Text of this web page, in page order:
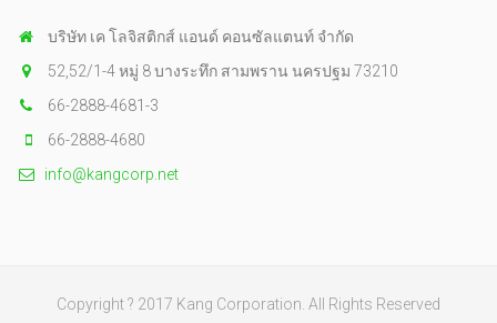
บริษัท เค โลจิสติกส์ แอนด์ คอนซัลแตนท์ จำกัด
52,52/1-4 หมู่ 8 บางระทึก สามพราน นครปฐม 73210
66-2888-4681-3
66-2888-4680
info@kangcorp.net
Copyright ? 2017 Kang Corporation. All Rights Reserved